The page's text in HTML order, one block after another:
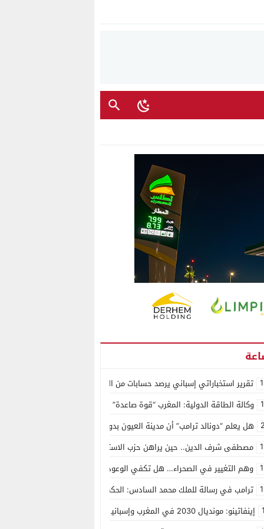
تقرير استخباراتي إسباني يرصد حسابات من الجزائر وأرقاما بـ”213+” ضمن حملة رقمية منظمة حرّضت على اقتحام سبتة
وكالة الطاقة الدولية: المغرب “قوة صاعدة” في سوق المعادن الاستراتيجية
هل يعلم “دونالد ترامب” أن مدينة العيون بدون ماء؟
مصطفى شرف الدين.. حين يراهن حزب الاستقلال على الكفاءة ويمنح الشباب
وهم التغيير في الصحراء… هل تكفي الوعود الفارغة لصناعة الواقع؟
ترامب في رسالة للملك محمد السادس: الحكم الذاتي هو الأساس الوحيد لحل
إينفاتينو: مونديال 2030 في المغرب وإسبانيا والبرتغال سيكون “الأجمل في التاريخ”